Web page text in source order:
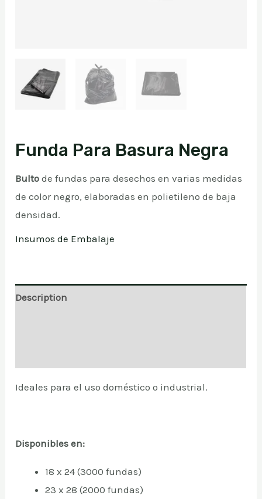
Funda Para Basura Negra
Bulto de fundas para desechos en varias medidas
de color negro, elaboradas en polietileno de baja
densidad.
Insumos de Embalaje
Description
Ideales para el uso doméstico o industrial.
Disponibles en:
18 x 24 (3000 fundas)
23 x 28 (2000 fundas)